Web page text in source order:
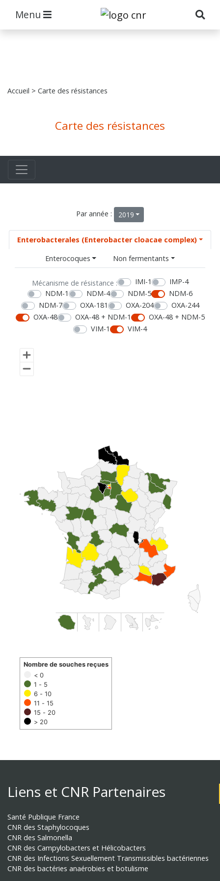
Menu
Accueil > Carte des résistances
Carte des résistances
Par année : 2019
Enterobacterales (Enterobacter cloacae complex)
Enterocoques
Non fermentants
Mécanisme de résistance : IMI-1
IMP-4
NDM-1
NDM-4 NDM-5
NDM-6
NDM-7
OXA-181 OXA-204
OXA-244
OXA-48
OXA-48 + NDM-1
OXA-48 + NDM-5
VIM-1
VIM-4
< 0
1 - 5
6 - 10
11 - 15
15 - 20
> 20
Nombre de souches reçues
Liens et CNR Partenaires
Santé Publique France
CNR des Staphylocoques
CNR des Salmonella
CNR des Campylobacters et Hélicobacters
CNR des Infections Sexuellement Transmissibles bactériennes
CNR des bactéries anaérobies et botulisme